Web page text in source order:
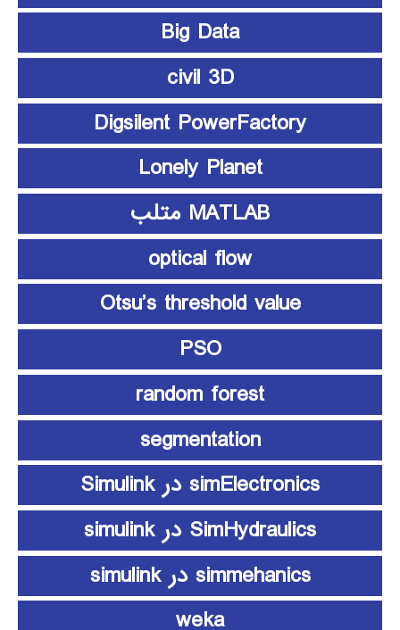
Big Data
civil 3D
Digsilent PowerFactory
Lonely Planet
MATLAB متلب
optical flow
Otsu’s threshold value
PSO
random forest
segmentation
simElectronics در Simulink
SimHydraulics در simulink
simmehanics در simulink
weka